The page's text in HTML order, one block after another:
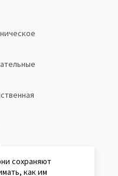
сохраняют
как им